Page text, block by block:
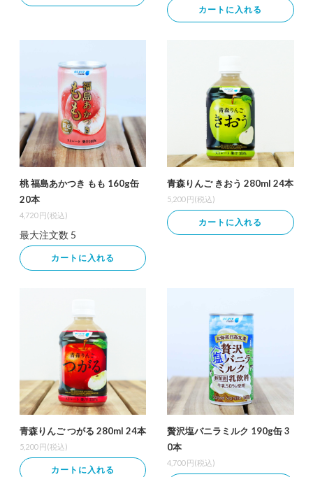
カートに入れる
桃 福島あかつき もも 160g缶
20本
4,720 円(税込)
最大注文数 5
カートに入れる
青森りんご きおう 280ml 24本
5,200 円(税込)
カートに入れる
青森りんご つがる 280ml 24本
5,200 円(税込)
カートに入れる
贅沢塩バニラミルク 190g缶 3
0本
4,700 円(税込)